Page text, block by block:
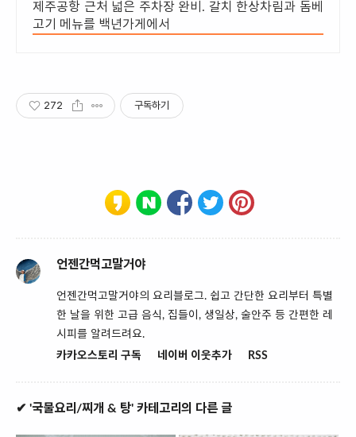
제주공항 근처 넓은 주차장 완비. 갈치 한상차림과 돔베
고기 메뉴를 백년가게에서
272 구독하기
언젠간먹고말거야
언젠간먹고말거야의 요리블로그. 쉽고 간단한 요리부터 특별
한 날을 위한 고급 음식, 집들이, 생일상, 술안주 등 간편한 레
시피를 알려드려요.
카카오스토리 구독
네이버 이웃추가 RSS
✔ '국물요리/찌개 & 탕' 카테고리의 다른 글